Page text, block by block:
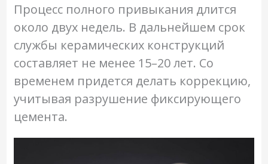
Процесс полного привыкания длится
около двух недель. В дальнейшем срок
службы керамических конструкций
составляет не менее 15–20 лет. Со
временем придется делать коррекцию,
учитывая разрушение фиксирующего
цемента.